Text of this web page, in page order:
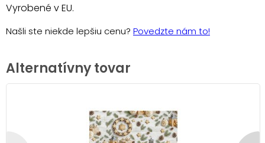
Vyrobené v EU.
Našli ste niekde lepšiu cenu? Povedzte nám to!
Alternatívny tovar